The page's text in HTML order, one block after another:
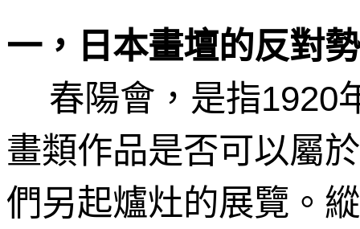
一，日本畫壇的反對
春陽會，是指1920
畫類作品是否可以屬
們另起爐灶的展覽。